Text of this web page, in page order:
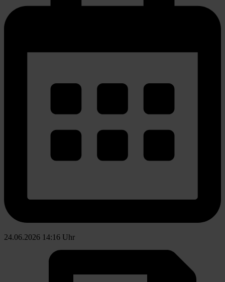
24.06.2026 14:16 Uhr